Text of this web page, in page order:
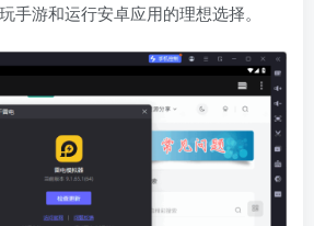
手游和运行安卓应用的理想选择。